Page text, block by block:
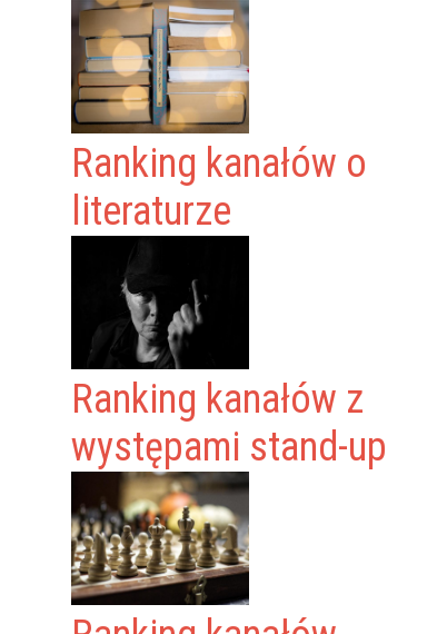
Ranking kanałów o
literaturze
Ranking kanałów z
występami stand-up